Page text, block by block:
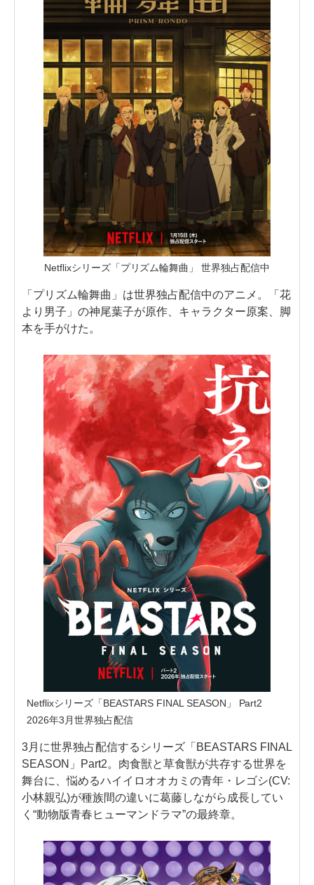
Netflixシリーズ「プリズム輪舞曲」 世界独占配信中
「プリズム輪舞曲」は世界独占配信中のアニメ。「花
より男子」の神尾葉子が原作、キャラクター原案、脚
本を手がけた。
Netflixシリーズ「BEASTARS FINAL SEASON」 Part2
2026年3月世界独占配信
3月に世界独占配信するシリーズ「BEASTARS FINAL
SEASON」Part2。肉食獣と草食獣が共存する世界を
舞台に、悩めるハイイロオオカミの青年・レゴシ(CV:
小林親弘)が種族間の違いに葛藤しながら成長してい
く“動物版青春ヒューマンドラマ”の最終章。